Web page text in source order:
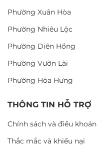
Phường Xuân Hòa
Phường Nhiêu Lộc
Phường Diên Hồng
Phường Vườn Lài
Phường Hòa Hưng
THÔNG TIN HỖ TRỢ
Chính sách và điều khoản
Thắc mắc và khiếu nại